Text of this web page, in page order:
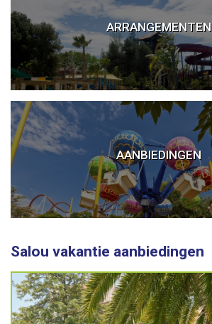
ARRANGEMENTEN
Vakantie Salou
AANBIEDINGEN
PortAventura tickets
Salou vakantie aanbiedingen